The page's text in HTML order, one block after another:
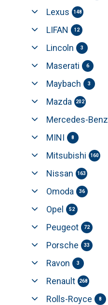
Lexus 148
LIFAN 12
Lincoln 3
Maserati 6
Maybach 3
Mazda 202
Mercedes-Benz
MINI 8
Mitsubishi 160
Nissan 163
Omoda 36
Opel 52
Peugeot 72
Porsche 33
Ravon 3
Renault 268
Rolls-Royce 8